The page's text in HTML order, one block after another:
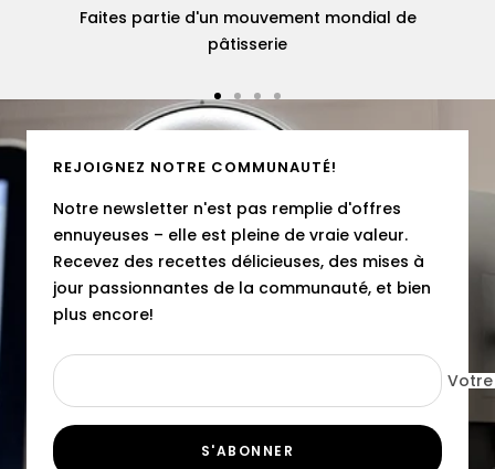
Faites partie d'un mouvement mondial de
pâtisserie
Aller
au
slide
Aller
au
slide
Aller
au
slide
au
slide
REJOIGNEZ NOTRE COMMUNAUTÉ!
Notre newsletter n'est pas remplie d'offres
ennuyeuses – elle est pleine de vraie valeur.
Recevez des recettes délicieuses, des mises à
jour passionnantes de la communauté, et bien
plus encore!
S'ABONNER